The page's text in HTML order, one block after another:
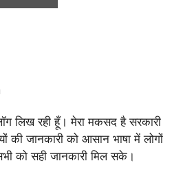
लिख रही हूँ। मेरा मकसद है सरकारी
की जानकारी को आसान भाषा में लोगों
को सही जानकारी मिल सके।